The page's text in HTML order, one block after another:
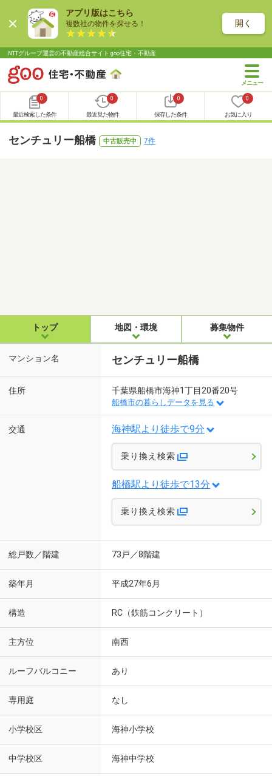
アプリ版はこちら
複数社の物件を探せる！ 開く
NTTグループ運営の不動産総合サイト goo住宅・不動産
0
最近検索した条件
0
最近見た物件
0
保存した条件
0
お気に入り
センチュリー船橋 中古販売中 7件
トップ 地図・環境 募集物件
マンション名 センチュリー船橋
住所 千葉県船橋市海神1丁目20番20号
船橋市の暮らしデータを見る
交通 海神駅より徒歩で9分
乗り換え検索
船橋駅より徒歩で13分
乗り換え検索
総戸数／階建 73戸／8階建
築年月 平成27年6月
構造 RC（鉄筋コンクリート）
主方位 南西
ルーフバルコニー あり
専用庭 なし
小学校区 海神小学校
中学校区 海神中学校